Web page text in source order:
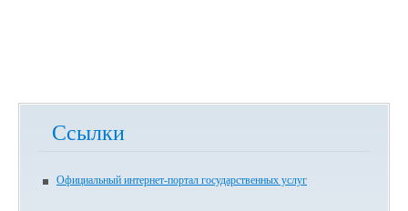
Ссылки
Официальный интернет-портал государственных услуг